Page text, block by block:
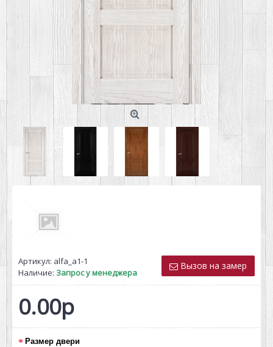
Вызов на замер
Артикул: alfa_a1-1
Наличие: Запрос у менеджера
0.00р
Размер двери